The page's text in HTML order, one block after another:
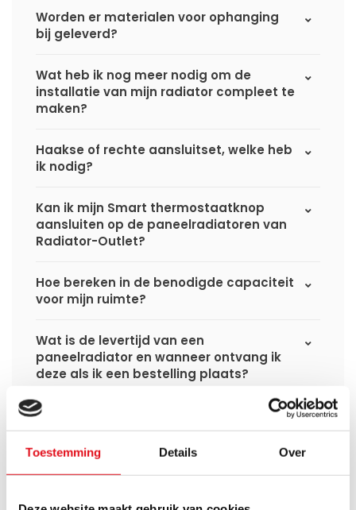
Toestemming Details Over
Worden er materialen voor ophanging
bij geleverd?
Wat heb ik nog meer nodig om de
installatie van mijn radiator compleet te
maken?
Haakse of rechte aansluitset, welke heb
ik nodig?
Kan ik mijn Smart thermostaatknop
aansluiten op de paneelradiatoren van
Radiator-Outlet?
Hoe bereken in de benodigde capaciteit
voor mijn ruimte?
Wat is de levertijd van een
paneelradiator en wanneer ontvang ik
deze als ik een bestelling plaats?
Ik heb een (hybride) warmtepomp
installatie, kan ik alle radiatoren
gebruiken uit de website?
toepassen in combinatie met